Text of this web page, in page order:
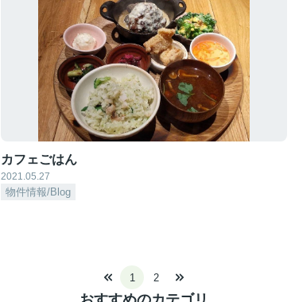
カフェごはん
2021.05.27
物件情報/Blog
1 2